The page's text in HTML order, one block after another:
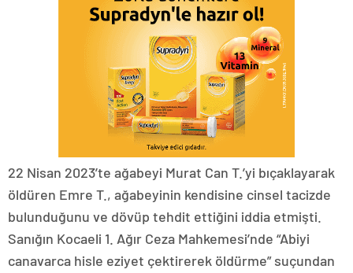
22 Nisan 2023’te ağabeyi Murat Can T.’yi bıçaklayarak
öldüren Emre T., ağabeyinin kendisine cinsel tacizde
bulunduğunu ve dövüp tehdit ettiğini iddia etmişti.
Sanığın Kocaeli 1. Ağır Ceza Mahkemesi’nde “Abiyi
canavarca hisle eziyet çektirerek öldürme” suçundan